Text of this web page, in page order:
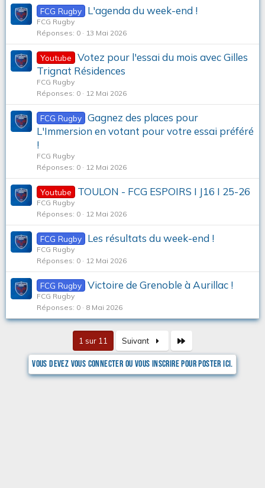
FCG Rugby L'agenda du week-end !
FCG Rugby
Réponses 0 13 Mai 2026
Youtube
Votez pour l'essai du mois avec Gilles
Trignat Résidences
FCG Rugby
Réponses 0 12 Mai 2026
FCG Rugby
Gagnez des places pour
L'Immersion en votant pour votre essai préféré
!
FCG Rugby
Réponses 0 12 Mai 2026
Youtube TOULON - FCG ESPOIRS I J16 I 25-26
FCG Rugby
Réponses 0 12 Mai 2026
FCG Rugby Les résultats du week-end !
FCG Rugby
Réponses 0 12 Mai 2026
FCG Rugby Victoire de Grenoble à Aurillac !
FCG Rugby
Réponses 0 8 Mai 2026
1 sur 11 Suivant
Vous devez vous connecter ou vous inscrire pour poster ici.